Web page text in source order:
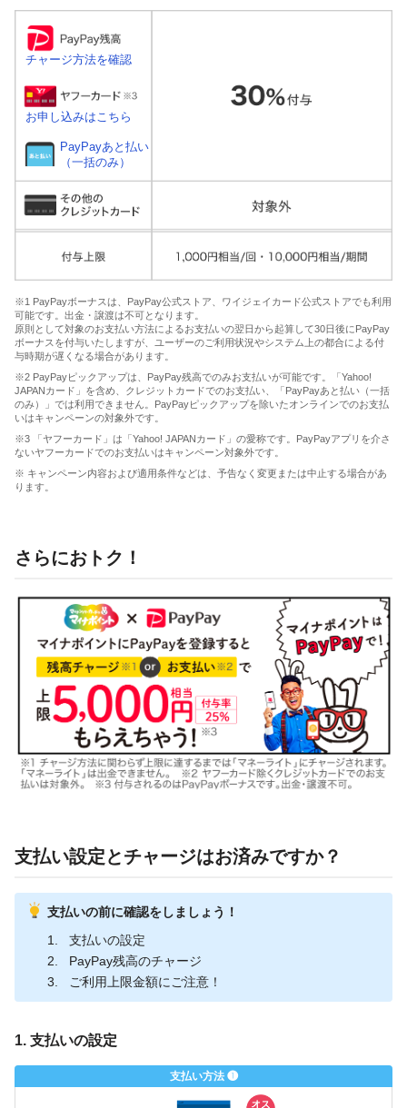
チャージ方法を確認
お申し込みはこちら
PayPayあと払い
（一括のみ）
※1 PayPayボーナスは、PayPay公式ストア、ワイジェイカード公式ストアでも利用
可能です。出金・譲渡は不可となります。
原則として対象のお支払い方法によるお支払いの翌日から起算して30日後にPayPay
ボーナスを付与いたしますが、ユーザーのご利用状況やシステム上の都合による付
与時期が遅くなる場合があります。
※2 PayPayピックアップは、PayPay残高でのみお支払いが可能です。「Yahoo!
JAPANカード」を含め、クレジットカードでのお支払い、「PayPayあと払い（一括
のみ）」では利用できません。PayPayピックアップを除いたオンラインでのお支払
いはキャンペーンの対象外です。
※3 「ヤフーカード」は「Yahoo! JAPANカード」の愛称です。PayPayアプリを介さ
ないヤフーカードでのお支払いはキャンペーン対象外です。
※ キャンペーン内容および適用条件などは、予告なく変更または中止する場合があ
ります。
さらにおトク！
支払い設定とチャージはお済みですか？
支払いの前に確認をしましょう！
支払いの設定
PayPay残高のチャージ
ご利用上限金額にご注意！
1. 支払いの設定
支払い方法 ❶